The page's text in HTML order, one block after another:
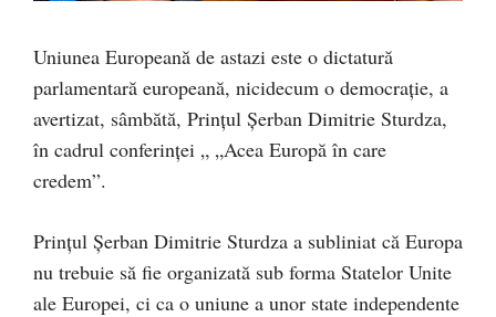
Uniunea Europeană de astazi este o dictatură
parlamentară europeană, nicidecum o democrație, a
avertizat, sâmbătă, Prințul Șerban Dimitrie Sturdza,
în cadrul conferinței „ „Acea Europă în care
credem”.
Prințul Șerban Dimitrie Sturdza a subliniat că Europa
nu trebuie să fie organizată sub forma Statelor Unite
ale Europei, ci ca o uniune a unor state independente